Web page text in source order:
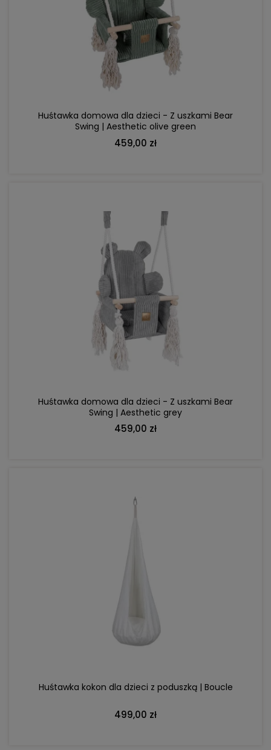
Huśtawka domowa dla dzieci - Z uszkami Bear
Swing | Aesthetic olive green
459,00 zł
DO KOSZYKA
Huśtawka domowa dla dzieci - Z uszkami Bear
Swing | Aesthetic grey
459,00 zł
DO KOSZYKA
Huśtawka kokon dla dzieci z poduszką | Boucle
499,00 zł